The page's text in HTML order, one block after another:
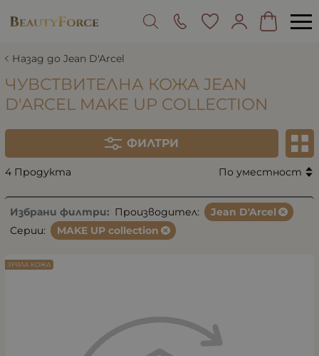
Назад до Jean D'Arcel
ЧУВСТВИТЕЛНА КОЖА JEAN
D'ARCEL MAKE UP COLLECTION
ФИЛТРИ
4 Продукта По уместност
Избрани филтри: Производител:
Jean D'Arcel
Серии:
MAKE UP collection
ЗРЯЛА КОЖА